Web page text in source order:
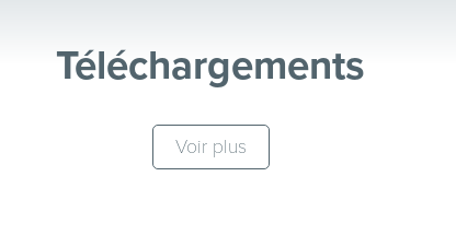
Téléchargements
Voir plus